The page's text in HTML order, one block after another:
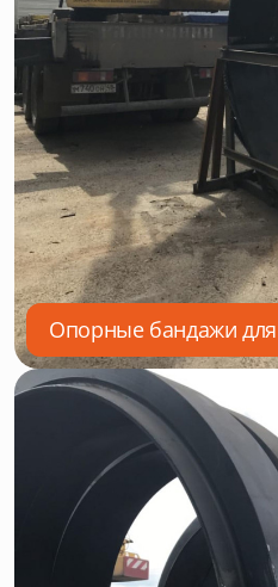
Опорные бандажи